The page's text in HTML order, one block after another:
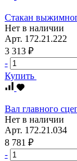
Стакан
Нет в наличии
Арт. 172.21.222
3 313 ₽
-
Купить
Вал главного
Нет в наличии
Арт. 172.21.034
8 781 ₽
-